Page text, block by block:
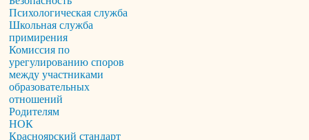
Психологическая служба
Школьная служба
примирения
Комиссия по
урегулированию споров
между участниками
образовательных
отношений
Родителям
НОК
Красноярский стандарт